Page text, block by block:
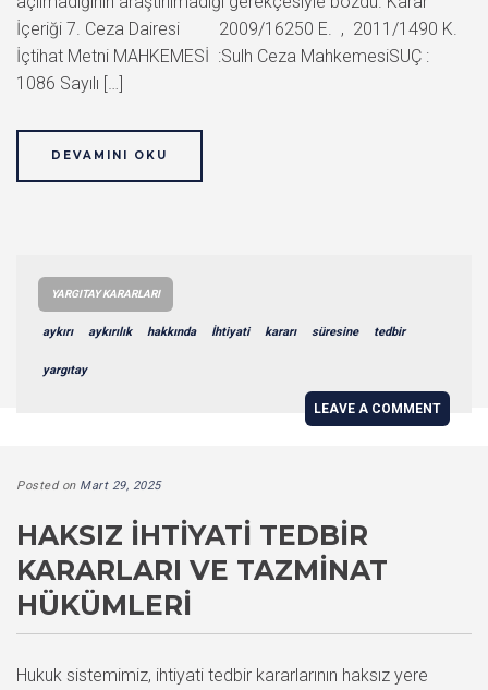
İçeriği 7. Ceza Dairesi 2009/16250 E. , 2011/1490 K.
İçtihat Metni MAHKEMESİ :Sulh Ceza MahkemesiSUÇ :
1086 Sayılı […]
DEVAMINI OKU
YARGITAY KARARLARI
aykırı aykırılık hakkında İhtiyati kararı süresine tedbir
yargıtay
LEAVE A COMMENT
Posted on Mart 29, 2025
HAKSIZ İHTIYATI TEDBIR
KARARLARI VE TAZMINAT
HÜKÜMLERI
Hukuk sistemimiz, ihtiyati tedbir kararlarının haksız yere